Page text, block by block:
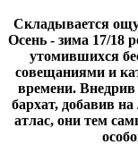
Складывается
Осень - зима 17/18
утомившихся
совещаниями и
времени.
бархат, добавив
атлас, они тем